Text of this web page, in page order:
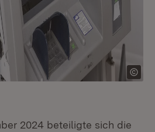
2024 beteiligte sich die